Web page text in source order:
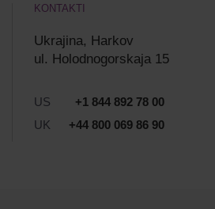
KONTAKTI
Ukrajina, Harkov
ul. Holodnogorskaja 15
US
+1 844 892 78 00
UK
+44 800 069 86 90